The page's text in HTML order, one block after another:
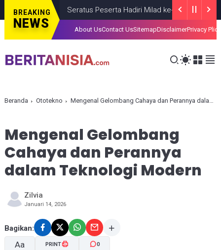
BREAKING
NEWS
Seratus Peserta Hadiri Milad ke-VI HIMMAH DIY
About UsContact UsSitemapDisclaimerPrivacy Plice
Beranda Ototekno Mengenal Gelombang Cahaya dan Perannya dalam Teknologi Modern
Mengenal Gelombang
Cahaya dan Perannya
dalam Teknologi Modern
Zilvia
Januari 14, 2026
Bagikan:
Aa PRINT 0